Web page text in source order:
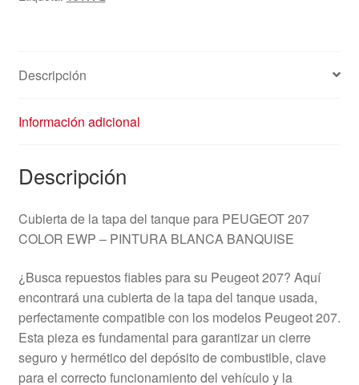
Descripción
Información adicional
Descripción
Cubierta de la tapa del tanque para PEUGEOT 207
COLOR EWP – PINTURA BLANCA BANQUISE
¿Busca repuestos fiables para su Peugeot 207? Aquí
encontrará una cubierta de la tapa del tanque usada,
perfectamente compatible con los modelos Peugeot 207.
Esta pieza es fundamental para garantizar un cierre
seguro y hermético del depósito de combustible, clave
para el correcto funcionamiento del vehículo y la